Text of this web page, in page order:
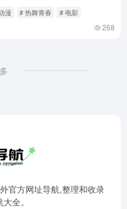
漫 # 热舞青春 # 电影
268
官方网址导航,整理和收录
全。